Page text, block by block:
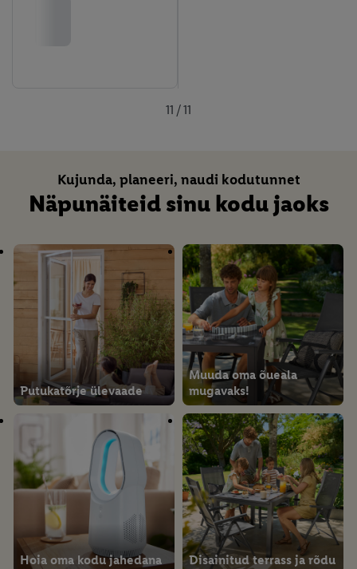
11 / 11
Kujunda, planeeri, naudi kodutunnet
Näpunäiteid sinu kodu jaoks
Putukatõrje ülevaade
Muuda oma õueala
mugavaks!
Hoia oma kodu jahedana Disainitud terrass ja rõdu